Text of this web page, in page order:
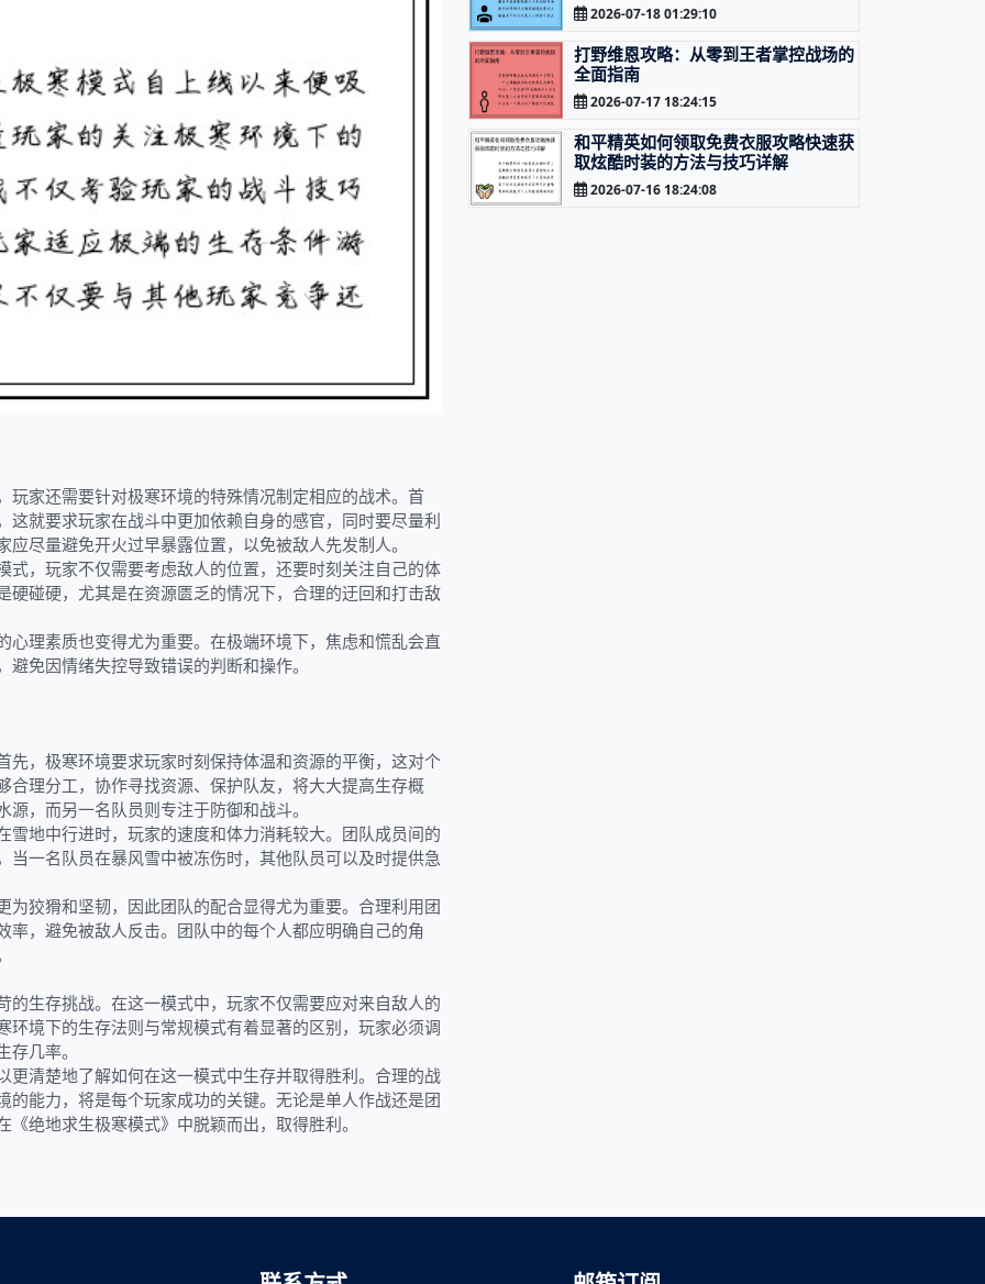
家还需要针对极寒环境的特殊情况制定相应的战术。首
就要求玩家在战斗中更加依赖自身的感官，同时要尽量利
尽量避免开火过早暴露位置，以免被敌人先发制人。
，玩家不仅需要考虑敌人的位置，还要时刻关注自己的体
碰硬，尤其是在资源匮乏的情况下，合理的迂回和打击敌
理素质也变得尤为重要。在极端环境下，焦虑和慌乱会直
免因情绪失控导致错误的判断和操作。
，极寒环境要求玩家时刻保持体温和资源的平衡，这对个
理分工，协作寻找资源、保护队友，将大大提高生存概
，而另一名队员则专注于防御和战斗。
地中行进时，玩家的速度和体力消耗较大。团队成员间的
一名队员在暴风雪中被冻伤时，其他队员可以及时提供急
狡猾和坚韧，因此团队的配合显得尤为重要。合理利用团
，避免被敌人反击。团队中的每个人都应明确自己的角
生存挑战。在这一模式中，玩家不仅需要应对来自敌人的
境下的生存法则与常规模式有着显著的区别，玩家必须调
几率。
清楚地了解如何在这一模式中生存并取得胜利。合理的战
能力，将是每个玩家成功的关键。无论是单人作战还是团
绝地求生极寒模式》中脱颖而出，取得胜利。
2026-07-18 01:29:10
打野维恩攻略：从零到王者掌控战场的
全面指南
2026-07-17 18:24:15
和平精英如何领取免费衣服攻略快速获
取炫酷时装的方法与技巧详解
2026-07-16 18:24:08